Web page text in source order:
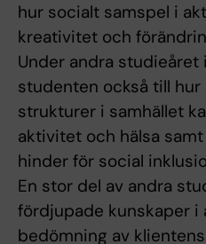
hur socialt samspel i
kreativitet och
Under andra
studenten också till
strukturer i samhället
aktivitet och hälsa
hinder för social
En stor del av andra
fördjupade kunskaper
bedömning av